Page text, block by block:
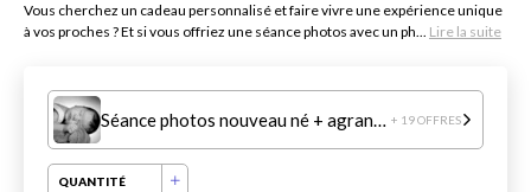
Vous cherchez un cadeau personnalisé et faire vivre une expérience unique
à vos proches ? Et si vous offriez une séance photos avec un ph... Lire la suite
Séance photos nouveau né + agrandissement 30X40cm + 19 OFFRES
QUANTITÉ